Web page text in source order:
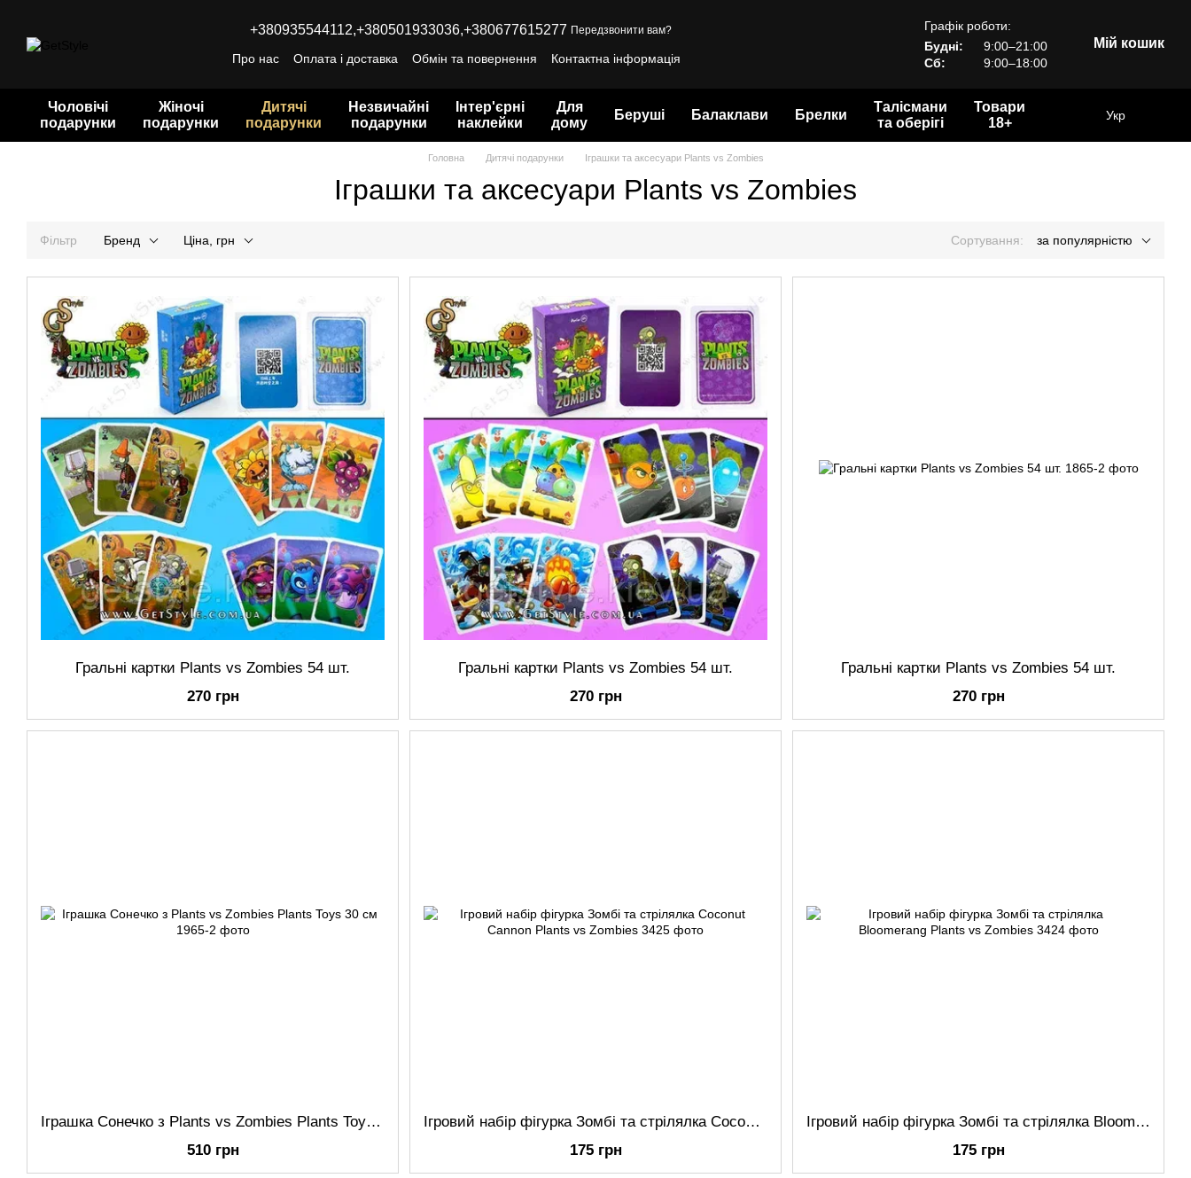
+380935544112,+380501933036,+380677615277 Передзвонити вам?
Про нас Оплата і доставка Обмін та повернення Контактна інформація
Графік роботи:
Будні:
9:00–21:00
Сб:
9:00–18:00
Мій кошик
Чоловічі
подарунки
Жіночі
подарунки
Дитячі
подарунки
Незвичайні
подарунки
Інтер'єрні
наклейки
Для
дому
Беруші Балаклави Брелки
Талісмани
та оберігі
Товари
18+
Укр
Головна Дитячі подарунки Іграшки та аксесуари Plants vs Zombies
Іграшки та аксесуари Plants vs Zombies
Фільтр Бренд Ціна, грн Сортування: за популярністю
Гральні картки Plants vs Zombies 54 шт.
270 грн
Гральні картки Plants vs Zombies 54 шт.
270 грн
Гральні картки Plants vs Zombies 54 шт.
270 грн
Іграшка Сонечко з Plants vs Zombies Plants Toys 30 см
510 грн
Ігровий набір фігурка Зомбі та стрілялка Coconut Cannon Plants vs Zombies
175 грн
Ігровий набір фігурка Зомбі та стрілялка Bloomerang Plants vs Zombies
175 грн